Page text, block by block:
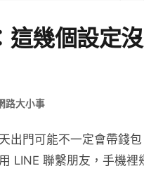
這幾個設定
路大小事
出門可能不一定會帶錢
LINE 聯繫朋友，手機